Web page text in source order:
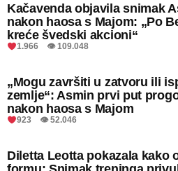
Kačavenda objavila snimak
nakon haosa s Majom: „Po
kreće švedski akcioni“
1.966 👁 109.048
„Mogu završiti u zatvoru ili
zemlje“: Asmin prvi put
nakon haosa s Majom
923 👁 52.046
Diletta Leotta pokazala kako